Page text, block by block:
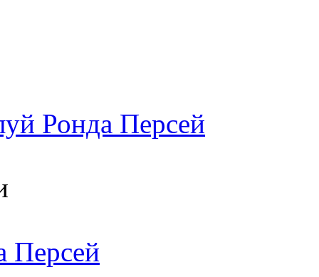
Ронда Персей
Персей